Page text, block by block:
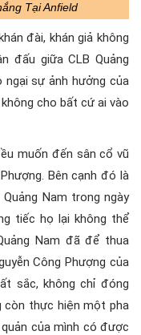
Tại Anfield
đài, khán giả không
đấu giữa CLB Quảng
ngại sự ảnh hưởng của
cho bất cứ ai vào
muốn đến sân cổ vũ
Bên cạnh đó là
Nam trong ngày
tiếc họ lại không thể
Nam đã để thua
Công Phượng của
sắc, không chỉ đóng
còn thực hiện một pha
của mình có được